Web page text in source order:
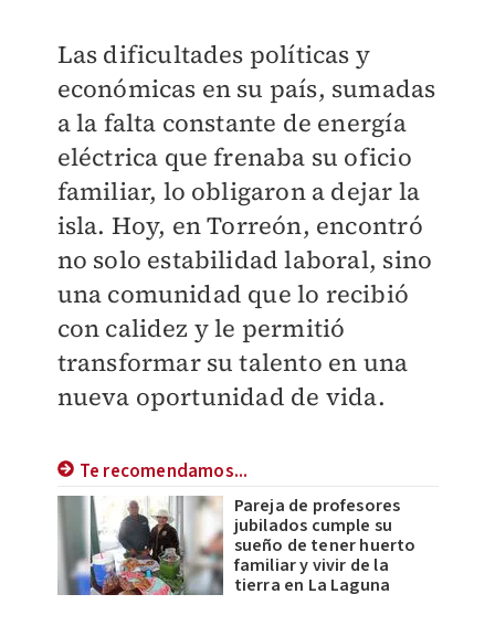
Las dificultades políticas y
económicas en su país, sumadas
a la falta constante de energía
eléctrica que frenaba su oficio
familiar, lo obligaron a dejar la
isla. Hoy, en Torreón, encontró
no solo estabilidad laboral, sino
una comunidad que lo recibió
con calidez y le permitió
transformar su talento en una
nueva oportunidad de vida.
Te recomendamos...
Pareja de profesores
jubilados cumple su
sueño de tener huerto
familiar y vivir de la
tierra en La Laguna